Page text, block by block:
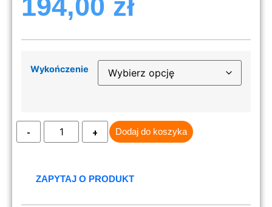
194,00 zł
Wykończenie
Dodaj do koszyka
ZAPYTAJ O PRODUKT